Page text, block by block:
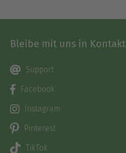
Bleibe mit uns in Kontakt
Support
Facebook
Instagram
Pinterest
TikTok